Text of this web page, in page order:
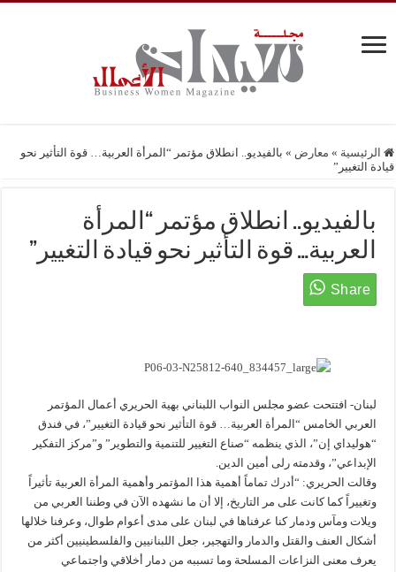
الرئيسية » معارض » بالفيديو.. انطلاق مؤتمر “المرأة العربية… قوة التأثير نحو
قيادة التغيير”
بالفيديو.. انطلاق مؤتمر “المرأة
العربية… قوة التأثير نحو قيادة التغيير”
لبنان- افتتحت عضو مجلس النواب اللبناني بهية الحريري أعمال المؤتمر
العربي الخامس “المرأة العربية… قوة التأثير نحو قيادة التغيير”، في فندق
“هوليداي إن”، الذي ينظمه “صناع التغيير للتنمية والتطوير” و”مركز التفكير
الإبداعي”، وقدمته رلى أمين الدين.
وقالت الحريري: “أدرك تماماً أهمية هذا المؤتمر وأهمية المرأة العربية تأثيراً
وتغييراً كما كانت على مر التاريخ، إلا أن ما نشهده الآن في وطننا العربي من
ويلات ومآس ودمار كنا عرفناها في لبنان على مدى أعوام طوال، وعرفنا خلالها
أشكال العنف والقتل والدمار والتهجير، جعل اللبنانيين والفلسطينيين أكثر من
يعرف معنى النزاعات المسلحة وما تسببه من دمار أخلاقي واجتماعي